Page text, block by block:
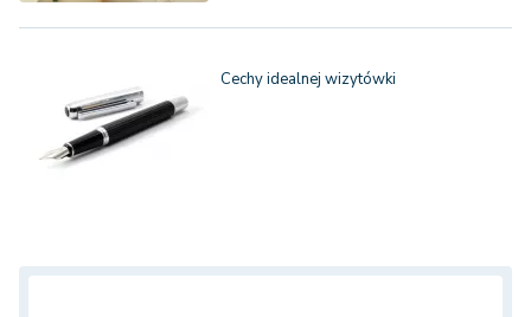
Cechy idealnej wizytówki